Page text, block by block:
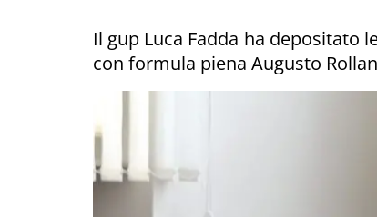
Il gup Luca Fadda ha depositato
con formula piena Augusto